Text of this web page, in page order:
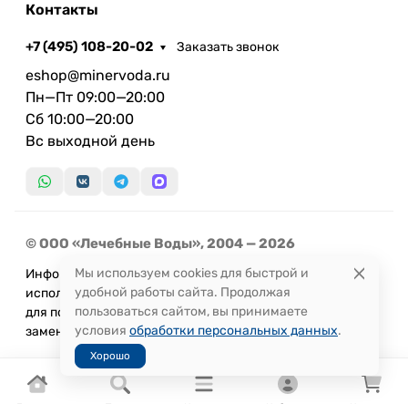
Контакты
+7 (495) 108-20-02 Заказать звонок
eshop@minervoda.ru
Пн—Пт 09:00—20:00
Сб 10:00—20:00
Вс выходной день
© ООО «Лечебные Воды», 2004 — 2026
Информация, представленная на сайте, не может быть
использована
для постановки диагноза или назначения лечения и не
заменяет прием врача.
Мы используем cookies для быстрой и
удобной работы сайта. Продолжая
пользоваться сайтом, вы принимаете
условия обработки персональных данных.
Хорошо